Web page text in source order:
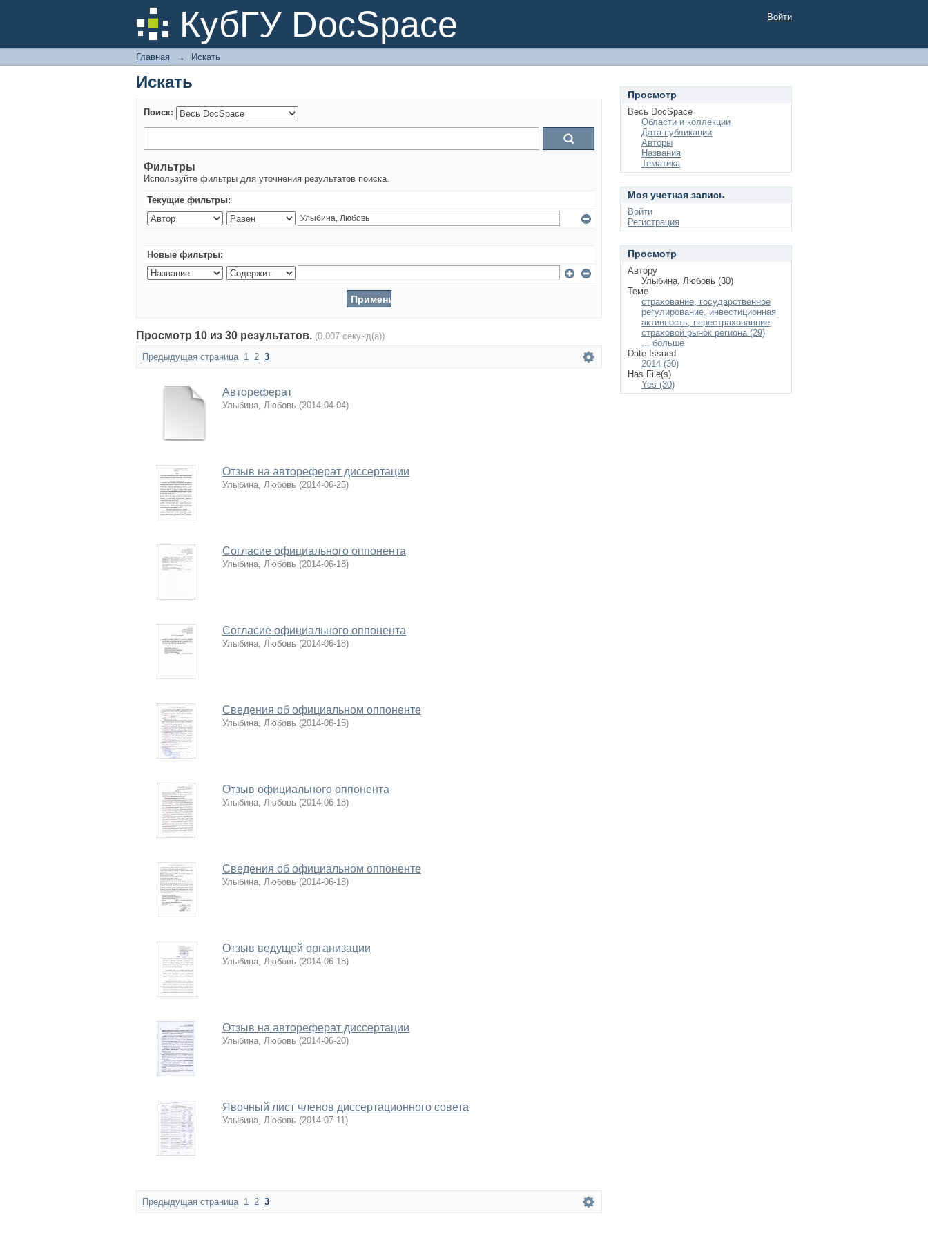
КубГУ DocSpace
Искать Войти
Главная → Искать
Искать
Поиск:
Фильтры
Используйте фильтры для уточнения результатов поиска.
Текущие фильтры:
Новые фильтры:
Просмотр 10 из 30 результатов. (0.007 секунд(а))
Предыдущая страница 1 2 3
Автореферат
Улыбина, Любовь (2014-04-04)
Отзыв на автореферат диссертации
Улыбина, Любовь (2014-06-25)
Согласие официального оппонента
Улыбина, Любовь (2014-06-18)
Согласие официального оппонента
Улыбина, Любовь (2014-06-18)
Сведения об официальном оппоненте
Улыбина, Любовь (2014-06-15)
Отзыв официального оппонента
Улыбина, Любовь (2014-06-18)
Сведения об официальном оппоненте
Улыбина, Любовь (2014-06-18)
Отзыв ведущей организации
Улыбина, Любовь (2014-06-18)
Отзыв на автореферат диссертации
Улыбина, Любовь (2014-06-20)
Явочный лист членов диссертационного совета
Улыбина, Любовь (2014-07-11)
Предыдущая страница 1 2 3
Просмотр
Весь DocSpace
Области и коллекции
Дата публикации
Авторы
Названия
Тематика
Моя учетная запись
Войти
Регистрация
Просмотр
Автору
Улыбина, Любовь (30)
Теме
страхование, государственное
регулирование, инвестиционная
активность, перестраховавние,
страховой рынок региона (29)
... больше
Date Issued
2014 (30)
Has File(s)
Yes (30)